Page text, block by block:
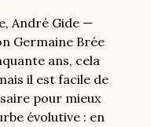
André Gide —
Germaine Brée
ans, cela
il est facile de
pour mieux
évolutive : en